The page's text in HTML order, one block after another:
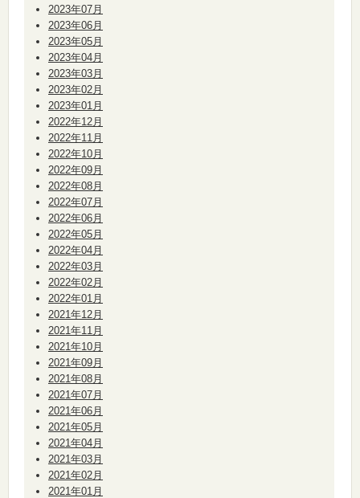
2023年07月
2023年06月
2023年05月
2023年04月
2023年03月
2023年02月
2023年01月
2022年12月
2022年11月
2022年10月
2022年09月
2022年08月
2022年07月
2022年06月
2022年05月
2022年04月
2022年03月
2022年02月
2022年01月
2021年12月
2021年11月
2021年10月
2021年09月
2021年08月
2021年07月
2021年06月
2021年05月
2021年04月
2021年03月
2021年02月
2021年01月